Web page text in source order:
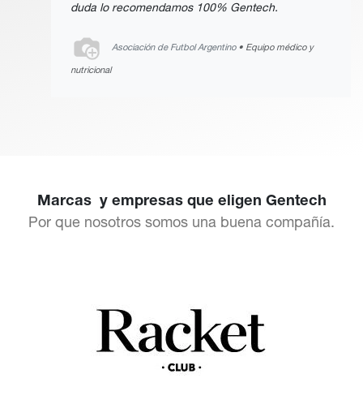
duda lo recomendamos 100% Gentech.
Asociación de Futbol Argentino • Equipo médico y
nutricional
Marcas y empresas que eligen Gentech
Por que nosotros somos una buena compañía.